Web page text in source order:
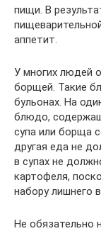
пищи. В
аппетит.
У многих людей
борщей. Такие
бульонах. На
блюдо,
супа или борща
другая еда не
в супах не
картофеля,
набору лишнего
Не обязательно